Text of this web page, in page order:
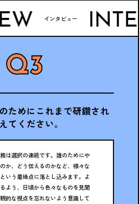
インタビュー
ためにこれまで研鑽され
てください。
は選択の連続です。誰のためにや
か、どう伝えるのかなど、様々な
いう着地点に落とし込みます。よ
よう、日頃から色々なものを見聞
的な視点を忘れないよう意識して